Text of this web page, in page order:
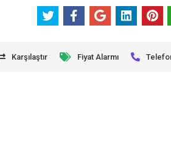
Karşılaştır Fiyat Alarmı